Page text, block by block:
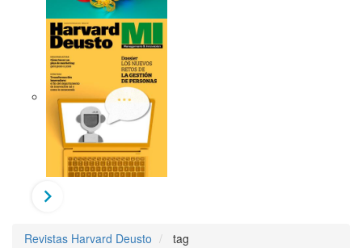
Revistas Harvard Deusto tag